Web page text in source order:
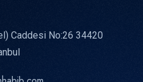
Caddesi No:26 34420